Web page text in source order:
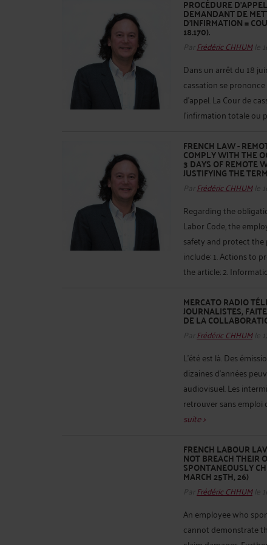
PROCÉDURE
DEMANDANT DE
D’INFIRMATION =
18.170).
Par Frédéric CHHUMle
Dans un arrêt du 18
cassation se
d’appel. La Cour de
l’infirmation totale ou
FRENCH LAW -
COMPLY WITH THE
3 DAYS OF REMOTE
JUSTIFYING THE
Par Frédéric CHHUMle
Regarding the
Labor Code, the
safety and protect the
include: 1. Actions to
the article; 2.
MERCATO RADIO
JOURNALISTES,
DE LA
Par Frédéric CHHUMle
L’été est là. Des
dizaines d’années
audiovisuel. Les
retrouver sans emploi
suite >
FRENCH LABOUR
NOT BREACH THEIR
SPONTANEOUSLY
MARCH 25TH, 26)
Par Frédéric CHHUMle
An employee who
cannot demonstrate